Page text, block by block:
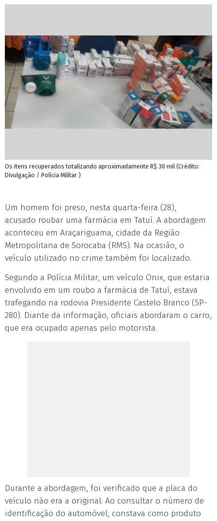
Os itens recuperados totalizando aproximadamente R$ 30 mil (Crédito:
Divulgação / Polícia Militar )
Um homem foi preso, nesta quarta-feira (28),
acusado roubar uma farmácia em Tatuí. A abordagem
aconteceu em Araçariguama, cidade da Região
Metropolitana de Sorocaba (RMS). Na ocasião, o
veículo utilizado no crime também foi localizado.
Segundo a Polícia Militar, um veículo Onix, que estaria
envolvido em um roubo a farmácia de Tatuí, estava
trafegando na rodovia Presidente Castelo Branco (SP-
280). Diante da informação, oficiais abordaram o carro,
que era ocupado apenas pelo motorista.
Durante a abordagem, foi verificado que a placa do
veículo não era a original. Ao consultar o número de
identificação do automóvel, constava como produto